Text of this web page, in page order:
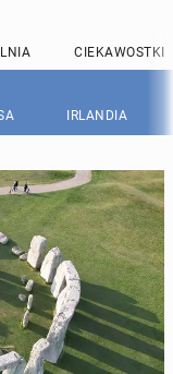
CIEKAWOSTKI
IRLANDIA